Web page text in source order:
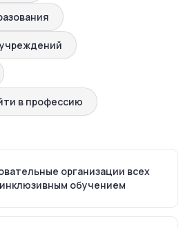
в профессию
организации всех
обучением